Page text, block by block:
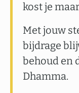
kost je
Met jouw
bijdrage
behoud en
Dhamma.